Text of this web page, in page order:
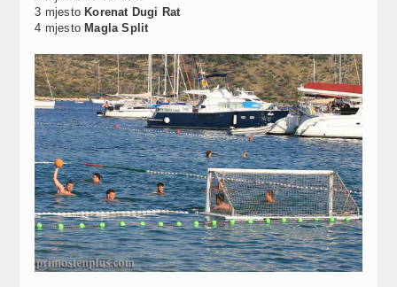
3 mjesto Korenat Dugi Rat
4 mjesto Magla Split